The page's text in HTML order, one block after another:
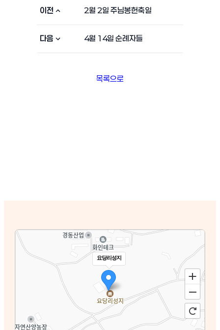
이전 2월 2일 주님봉헌축일
다음 4월 14일 순례자들
목록으로
요당리성지